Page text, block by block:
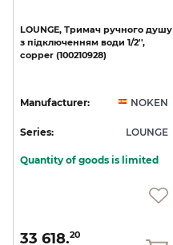
LOUNGE, Тримач ручного душу
з підключенням води 1/2'',
copper (100210928)
Manufacturer: NOKEN
Series: LOUNGE
Quantity of goods is limited
33 618.20